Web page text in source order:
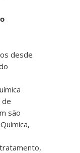
desde
de
são